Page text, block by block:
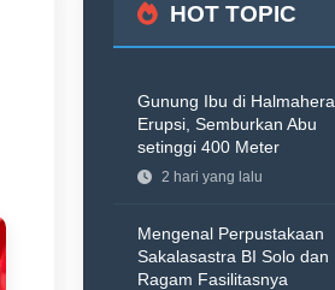
HOT TOPIC
Gunung Ibu di Halmahera
Erupsi, Semburkan Abu
setinggi 400 Meter
2 hari yang lalu
Mengenal Perpustakaan
Sakalasastra BI Solo dan
Ragam Fasilitasnya